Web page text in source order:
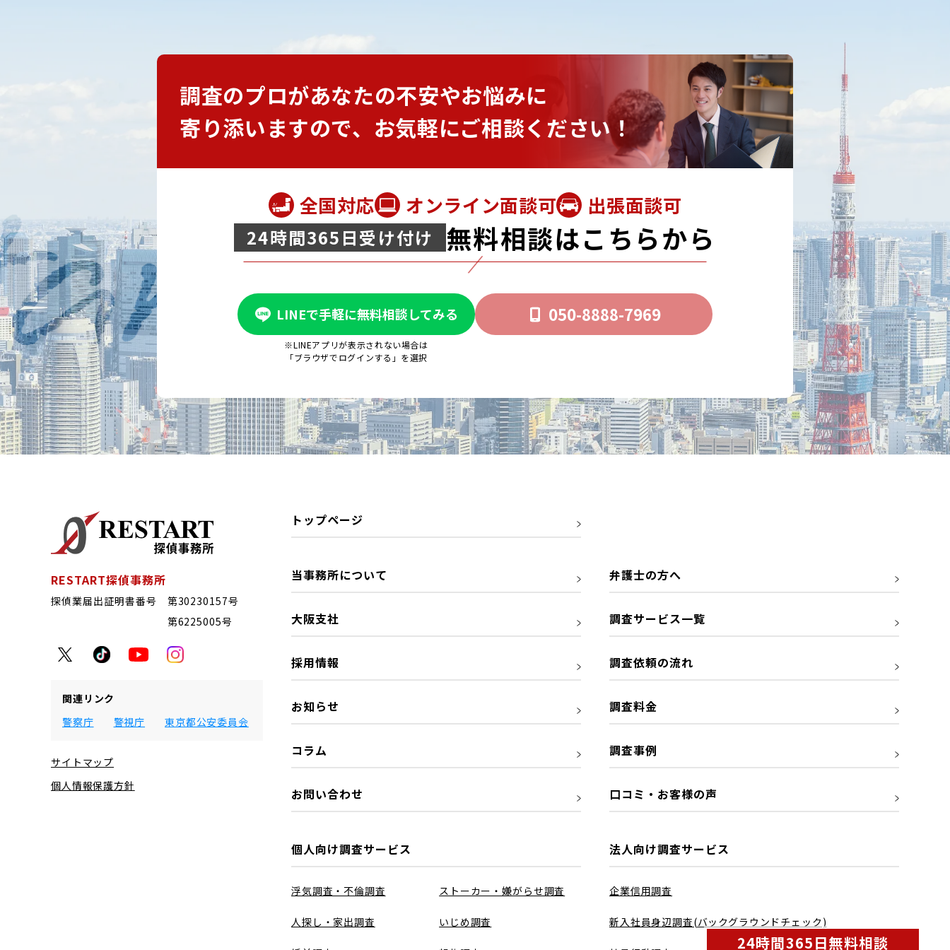
調査のプロがあなたの不安やお悩みに
寄り添いますので、 お気軽にご相談ください！
全国対応 オンライン面談可 出張面談可
24時間365日受け付け 無料相談はこちらから
LINEで手軽に無料相談してみる
※LINEアプリが表示されない場合は
「ブラウザでログインする」を選択
050-8888-7969
24時間365日無料相談
RESTART探偵事務所
探偵業届出証明書番号 第30230157号
第6225005号
関連リンク
警察庁
警視庁 東京都公安委員会
サイトマップ
個人情報保護方針
トップページ
当事務所について 弁護士の方へ
大阪支社 調査サービス一覧
採用情報 調査依頼の流れ
お知らせ 調査料金
コラム 調査事例
お問い合わせ 口コミ・お客様の声
個人向け調査サービス
浮気調査・不倫調査 ストーカー・嫌がらせ調査
人探し・家出調査 いじめ調査
法人向け調査サービス
企業信用調査
新入社員身辺調査(バックグラウンドチェック)